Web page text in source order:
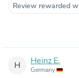
Review rewarded
H Heinz E.
Germany